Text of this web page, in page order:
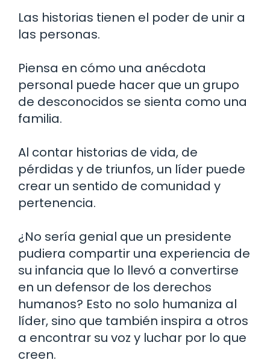
Las historias tienen el poder de unir a
las personas.
Piensa en cómo una anécdota
personal puede hacer que un grupo
de desconocidos se sienta como una
familia.
Al contar historias de vida, de
pérdidas y de triunfos, un líder puede
crear un sentido de comunidad y
pertenencia.
¿No sería genial que un presidente
pudiera compartir una experiencia de
su infancia que lo llevó a convertirse
en un defensor de los derechos
humanos? Esto no solo humaniza al
líder, sino que también inspira a otros
a encontrar su voz y luchar por lo que
creen.